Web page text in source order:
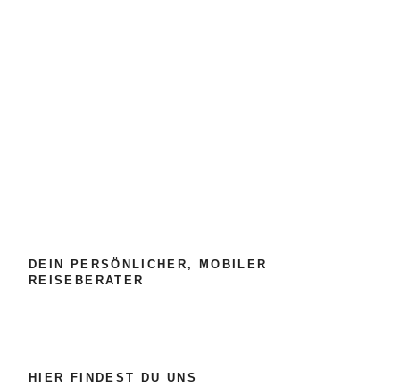
DEIN PERSÖNLICHER, MOBILER
REISEBERATER
HIER FINDEST DU UNS